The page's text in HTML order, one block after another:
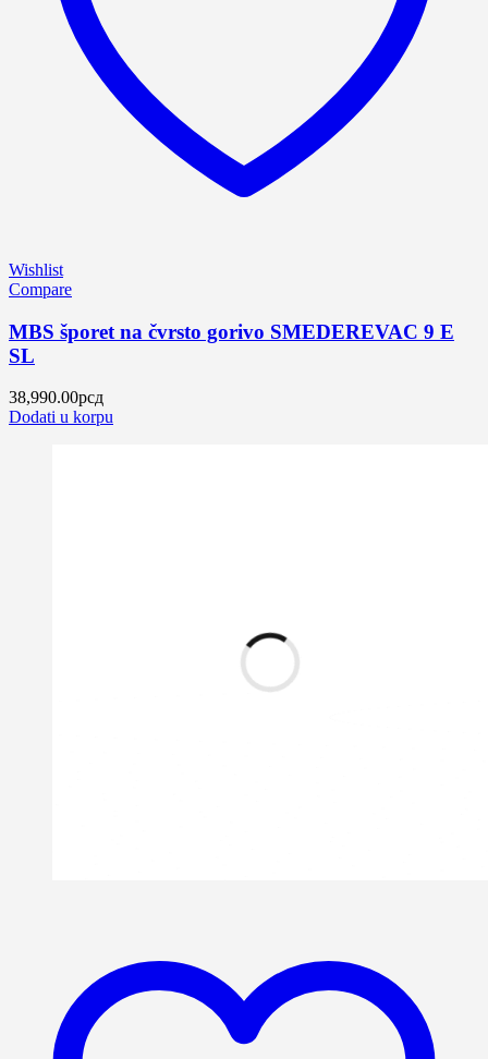
Wishlist
Compare
MBS šporet na čvrsto gorivo SMEDEREVAC 9 E
SL
38,990.00рсд
Dodati u korpu